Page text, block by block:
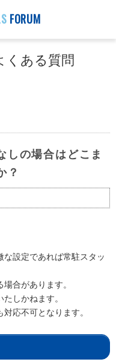
FORUM
くある質問
しの場合はどこま
？
設定であれば常駐スタッ
合があります。
しかねます。
応不可となります。